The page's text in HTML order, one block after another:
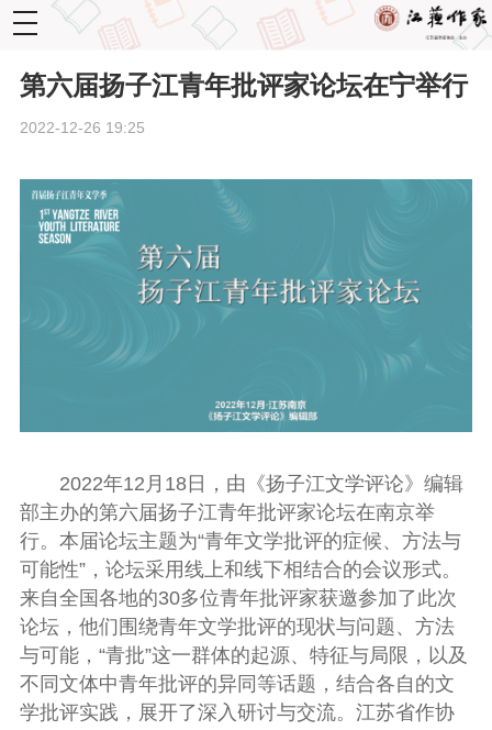
toggle
navigation
第六届扬子江青年批评家论坛在宁举行
2022-12-26 19:25
2022年12月18日，由《扬子江文学评论》编辑
部主办的第六届扬子江青年批评家论坛在南京举
行。本届论坛主题为“青年文学批评的症候、方法与
可能性”，论坛采用线上和线下相结合的会议形式。
来自全国各地的30多位青年批评家获邀参加了此次
论坛，他们围绕青年文学批评的现状与问题、方法
与可能，“青批”这一群体的起源、特征与局限，以及
不同文体中青年批评的异同等话题，结合各自的文
学批评实践，展开了深入研讨与交流。江苏省作协